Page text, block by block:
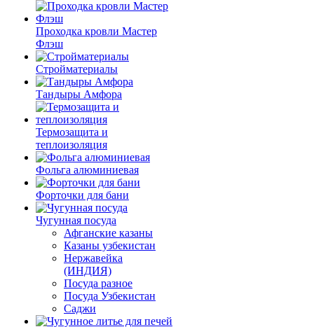
Проходка кровли Мастер
Флэш
Стройматериалы
Тандыры Амфора
Термозащита и
теплоизоляция
Фольга алюминиевая
Форточки для бани
Чугунная посуда
Афганские казаны
Казаны узбекистан
Нержавейка
(ИНДИЯ)
Посуда разное
Посуда Узбекистан
Саджи